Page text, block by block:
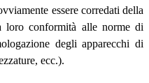
essere corredati della
loro conformità alle norme di
degli apparecchi di
ecc.).